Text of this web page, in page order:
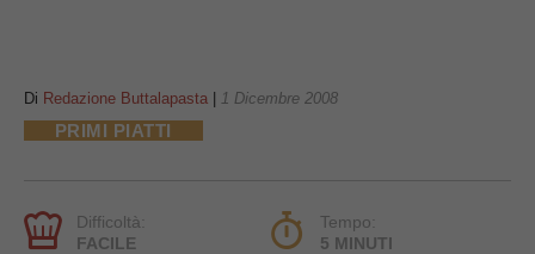
Di Redazione Buttalapasta 1 Dicembre 2008
PRIMI PIATTI
Difficoltà:
FACILE
Tempo:
5 MINUTI